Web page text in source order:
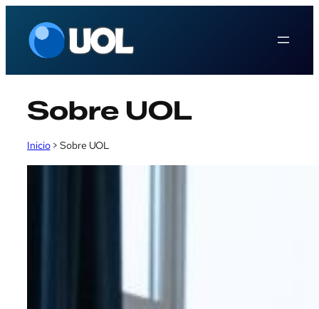
contenido
Sobre UOL
Inicio>Sobre UOL